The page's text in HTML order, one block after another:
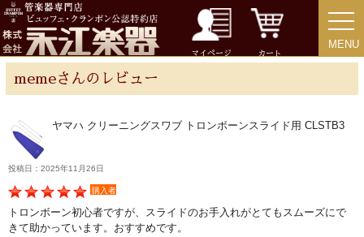
マイページ カート
MENU
MENU
memeさんのレビュー
ヤマハ クリーニングスワブ トロンボーンスライド用 CLSTB3
投稿日：2025年11月26日
購入者
トロンボーン初心者ですが、スライドのお手入れがとてもスムーズにで
きて助かっています。おすすめです。
チューバ
リード＆リードケース
マウスピース＆ポーチ